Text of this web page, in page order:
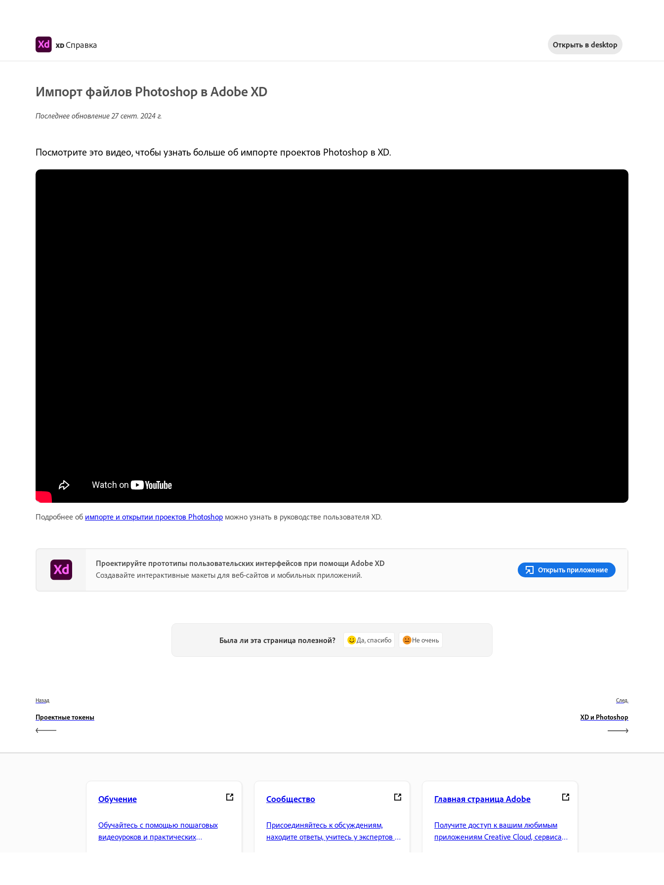
XDСправка Открыть в desktop
Импорт файлов Photoshop в Adobe XD
Последнее обновление27 сент. 2024 г.
Посмотрите это видео, чтобы узнать больше об импорте проектов Photoshop в XD.
Подробнее об импорте и открытии проектов Photoshop можно узнать в руководстве пользователя XD.
Проектируйте прототипы пользовательских интерфейсов при помощи Adobe XD
Создавайте интерактивные макеты для веб-сайтов и мобильных приложений.
Открыть приложение
Была ли эта страница полезной? Да, спасибо Не очень
Назад
Проектные токены
След.
XD и Photoshop
Обучение
Обучайтесь с помощью пошаговых
видеоуроков и практических
Сообщество
Присоединяйтесь к обсуждениям,
находите ответы, учитесь у экспертов и
Главная страница Adobe
Получите доступ к вашим любимым
приложениям Creative Cloud, сервисам,